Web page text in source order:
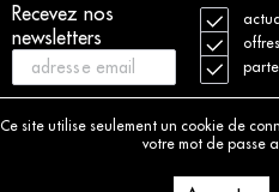
Recevez nos
newsletters
Ce site utilise seulement un cookie de
votre mot de passe
01 56
© 2021 La Lettre du
Charte